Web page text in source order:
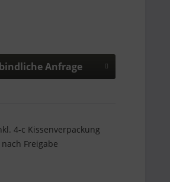
Anfrage
4-c Kissenverpackung
Freigabe